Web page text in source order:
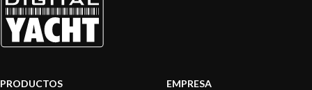
PRODUCTOS
EMPRESA